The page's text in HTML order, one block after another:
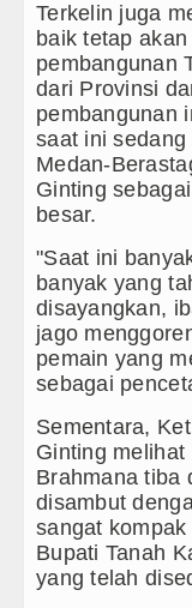
Hanya
Munich vs
D DPRDSU
Minus T dan Q
Terkelin juga
baik tetap
pembangunan
dari Provinsi
pembangunan
saat ini
Medan-
Ginting
besar.
"Saat ini
banyak yang
disayangkan,
jago
pemain yang
sebagai
Sementara,
Ginting melihat
Brahmana tiba
disambut
sangat
Bupati Tanah
yang telah